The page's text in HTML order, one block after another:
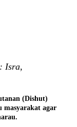
Isra,
(Dishut)
masyarakat agar